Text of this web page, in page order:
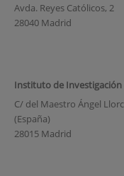
Avda. Reyes Católicos, 2
28040 Madrid
Instituto de Investigación
C/ del Maestro Ángel
(España)
28015 Madrid